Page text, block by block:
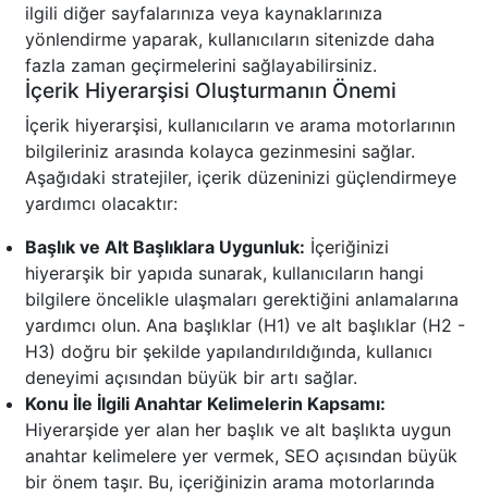
ilgili diğer sayfalarınıza veya kaynaklarınıza
yönlendirme yaparak, kullanıcıların sitenizde daha
fazla zaman geçirmelerini sağlayabilirsiniz.
İçerik Hiyerarşisi Oluşturmanın Önemi
İçerik hiyerarşisi, kullanıcıların ve arama motorlarının
bilgileriniz arasında kolayca gezinmesini sağlar.
Aşağıdaki stratejiler, içerik düzeninizi güçlendirmeye
yardımcı olacaktır:
Başlık ve Alt Başlıklara Uygunluk: İçeriğinizi
hiyerarşik bir yapıda sunarak, kullanıcıların hangi
bilgilere öncelikle ulaşmaları gerektiğini anlamalarına
yardımcı olun. Ana başlıklar (H1) ve alt başlıklar (H2 -
H3) doğru bir şekilde yapılandırıldığında, kullanıcı
deneyimi açısından büyük bir artı sağlar.
Konu İle İlgili Anahtar Kelimelerin Kapsamı:
Hiyerarşide yer alan her başlık ve alt başlıkta uygun
anahtar kelimelere yer vermek, SEO açısından büyük
bir önem taşır. Bu, içeriğinizin arama motorlarında